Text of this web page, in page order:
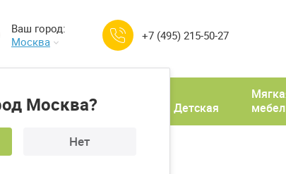
Ваш город:
Москва
Москва?
Нет
+7 (495) 215-50-27
кабинет
Детская
RB 1663 GC